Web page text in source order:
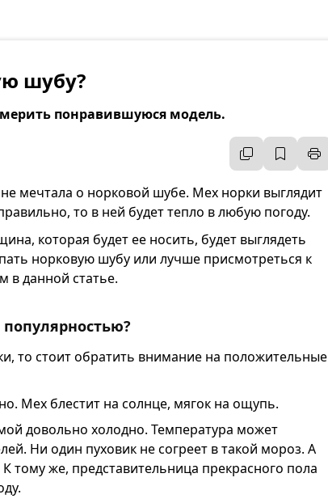
шубу?
понравившуюся модель.
мечтала о норковой шубе. Мех норки выглядит
то в ней будет тепло в любую погоду.
которая будет ее носить, будет выглядеть
норковую шубу или лучше присмотреться к
в данной статье.
то стоит обратить внимание на положительные
Мех блестит на солнце, мягок на ощупь.
довольно холодно. Температура может
Ни один пуховик не согреет в такой мороз. А
тому же, представительница прекрасного пола